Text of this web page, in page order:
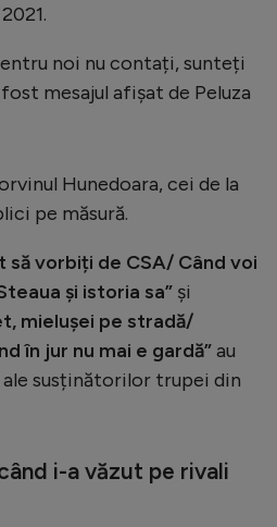
noi nu contați, sunteți
mesajul afișat de Peluza
Hunedoara, cei de la
pe măsură.
să vorbiți de CSA/ Când voi
și istoria sa” și
mielușei pe stradă/
în jur nu mai e gardă”au
susținătorilor trupei din
i-a văzut pe rivali